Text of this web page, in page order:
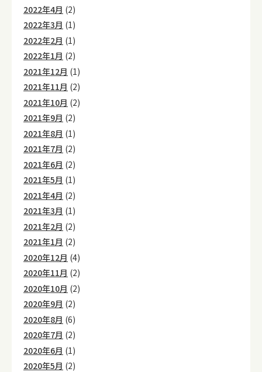
2022年4月 (2)
2022年3月 (1)
2022年2月 (1)
2022年1月 (2)
2021年12月 (1)
2021年11月 (2)
2021年10月 (2)
2021年9月 (2)
2021年8月 (1)
2021年7月 (2)
2021年6月 (2)
2021年5月 (1)
2021年4月 (2)
2021年3月 (1)
2021年2月 (2)
2021年1月 (2)
2020年12月 (4)
2020年11月 (2)
2020年10月 (2)
2020年9月 (2)
2020年8月 (6)
2020年7月 (2)
2020年6月 (1)
2020年5月 (2)